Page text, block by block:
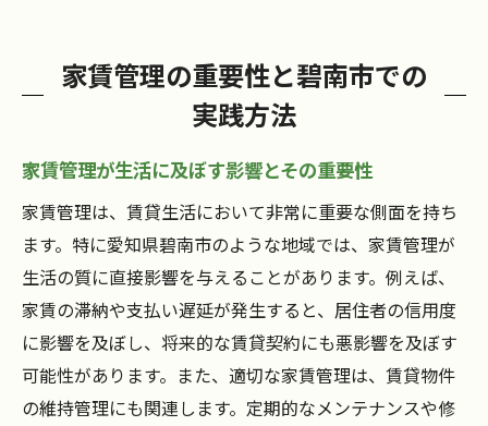
家賃管理の重要性と碧南市での
実践方法
家賃管理が生活に及ぼす影響とその重要性
家賃管理は、賃貸生活において非常に重要な側面を持ち
ます。特に愛知県碧南市のような地域では、家賃管理が
生活の質に直接影響を与えることがあります。例えば、
家賃の滞納や支払い遅延が発生すると、居住者の信用度
に影響を及ぼし、将来的な賃貸契約にも悪影響を及ぼす
可能性があります。また、適切な家賃管理は、賃貸物件
の維持管理にも関連します。定期的なメンテナンスや修